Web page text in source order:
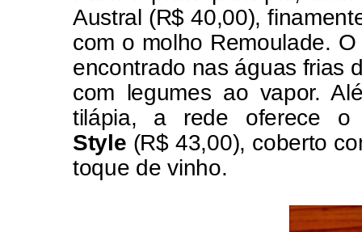
Austral (R$ 40,00),
com o molho Remoulade.
encontrado nas águas frias
com legumes ao vapor.
tilápia, a rede oferece
Style (R$ 43,00), coberto
toque de vinho.